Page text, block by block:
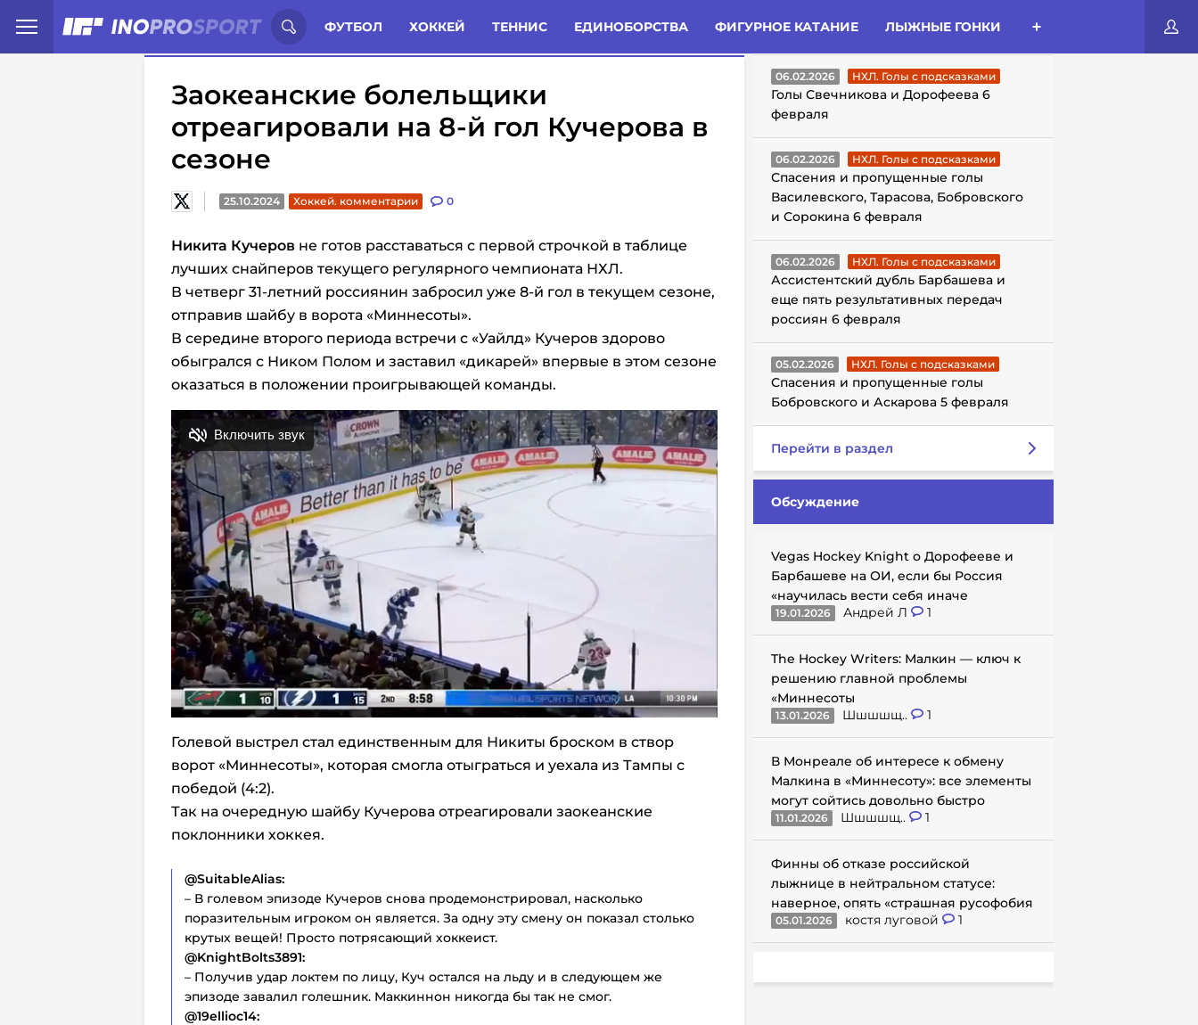
ФУТБОЛ ХОККЕЙ ТЕННИС ЕДИНОБОРСТВА ФИГУРНОЕ КАТАНИЕ ЛЫЖНЫЕ ГОНКИ
Иностранцы о спорте России: Статьи Комменты Новости
Заокеанские болельщики
отреагировали на 8-й гол Кучерова в
сезоне
25.10.2024 Хоккей. комментарии 0
Никита Кучеров не готов расставаться с первой строчкой в таблице
лучших снайперов текущего регулярного чемпионата НХЛ.
В четверг 31-летний россиянин забросил уже 8-й гол в текущем сезоне,
отправив шайбу в ворота «Миннесоты».
В середине второго периода встречи с «Уайлд» Кучеров здорово
обыгрался с Ником Полом и заставил «дикарей» впервые в этом сезоне
оказаться в положении проигрывающей команды.
Голевой выстрел стал единственным для Никиты броском в створ
ворот «Миннесоты», которая смогла отыграться и уехала из Тампы с
победой (4:2).
Так на очередную шайбу Кучерова отреагировали заокеанские
поклонники хоккея.
@SuitableAlias:
– В голевом эпизоде Кучеров снова продемонстрировал, насколько
поразительным игроком он является. За одну эту смену он показал столько
крутых вещей! Просто потрясающий хоккеист.
@KnightBolts3891:
– Получив удар локтем по лицу, Куч остался на льду и в следующем же
эпизоде завалил голешник. Маккиннон никогда бы так не смог.
@19ellioc14:
ГОЛЫ С ПОДСКАЗКАМИ
06.02.2026 НХЛ. Голы с подсказками
Голы Свечникова и Дорофеева 6
февраля
06.02.2026 НХЛ. Голы с подсказками
Спасения и пропущенные голы
Василевского, Тарасова, Бобровского
и Сорокина 6 февраля
06.02.2026 НХЛ. Голы с подсказками
Ассистентский дубль Барбашева и
еще пять результативных передач
россиян 6 февраля
05.02.2026 НХЛ. Голы с подсказками
Спасения и пропущенные голы
Бобровского и Аскарова 5 февраля
Перейти в раздел
Обсуждение
Vegas Hockey Knight о Дорофееве и
Барбашеве на ОИ, если бы Россия
«научилась вести себя иначе
19.01.2026 Андрей Л 1
The Hockey Writers: Малкин — ключ к
решению главной проблемы
«Миннесоты
13.01.2026 Шшшшщ.. 1
В Монреале об интересе к обмену
Малкина в «Миннесоту»: все элементы
могут сойтись довольно быстро
11.01.2026 Шшшшщ.. 1
Финны об отказе российской
лыжнице в нейтральном статусе:
наверное, опять «страшная русофобия
05.01.2026 костя луговой 1